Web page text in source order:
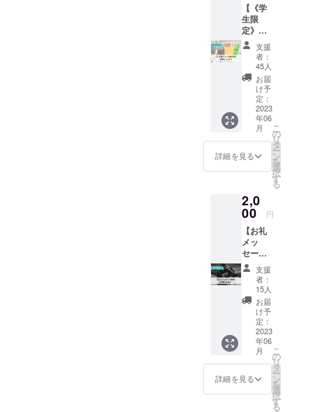
【《学
生限
定》１
年間ド
リンク
無料
券】 ◆
内容 １
年間ソ
フトド
リンク
を無料
で何杯
でも飲
めま
す！ ◆
【１年
間ドリ
ンク無
料券】
は初め
てご来
店され
た際に
お渡し
いたし
ます。
オープ
ンより
１年間
お使い
いただ
けま
支援
者：
45人
お届
け予
定：
2023
年06
月
詳細を見る
こ
の
リ
タ
ー
ン
を
選
択
す
る
2,0
00 円
【お礼
メッ
セージ
動画】
をお届
けしま
す！ ◆
内容 運
営メン
バー全
員が本
気であ
なたに
感謝の
気持ち
を込め
支援
者：
15人
お届
け予
定：
2023
年06
月
詳細を見る
こ
の
リ
タ
ー
ン
を
選
択
す
る